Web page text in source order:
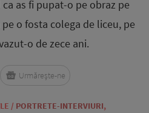
as fi pupat-o pe obraz pe
o fosta colega de liceu, pe
o de zece ani.
/ PORTRETE-INTERVIURI,
Urmărește-ne